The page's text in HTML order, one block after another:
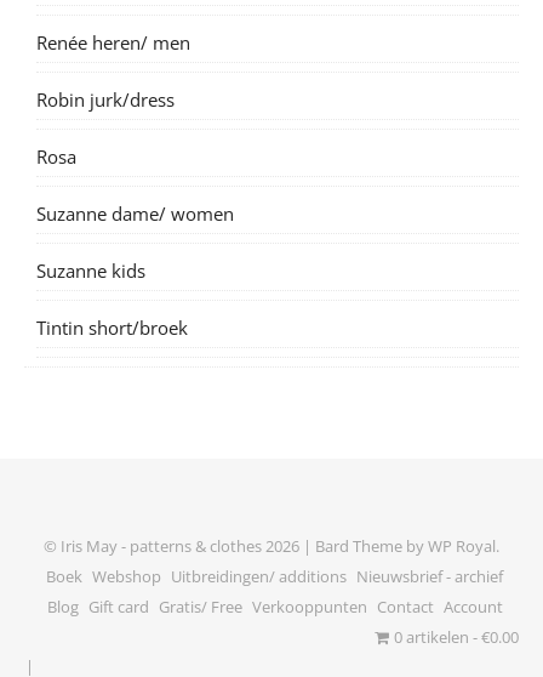
Renée heren/ men
Robin jurk/dress
Rosa
Suzanne dame/ women
Suzanne kids
Tintin short/broek
© Iris May - patterns & clothes 2026 | Bard Theme byWP Royal.
Boek Webshop Uitbreidingen/ additions Nieuwsbrief - archief
Blog Gift card Gratis/ Free Verkooppunten Contact Account
0 artikelen
€0.00